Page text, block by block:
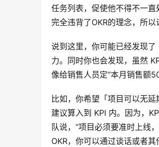
任务列表，促使他不得不一
完全违背了OKR的理念，所以
说到这里，你可能已经发现
力。同时你也会发现，虽然
像给销售人员定“本月销售额
比如，你希望「项目可以无
建议算入到 KPI 内。因为，
队说，“项目必须要准时上线
OKR，你可以通过谈话或者